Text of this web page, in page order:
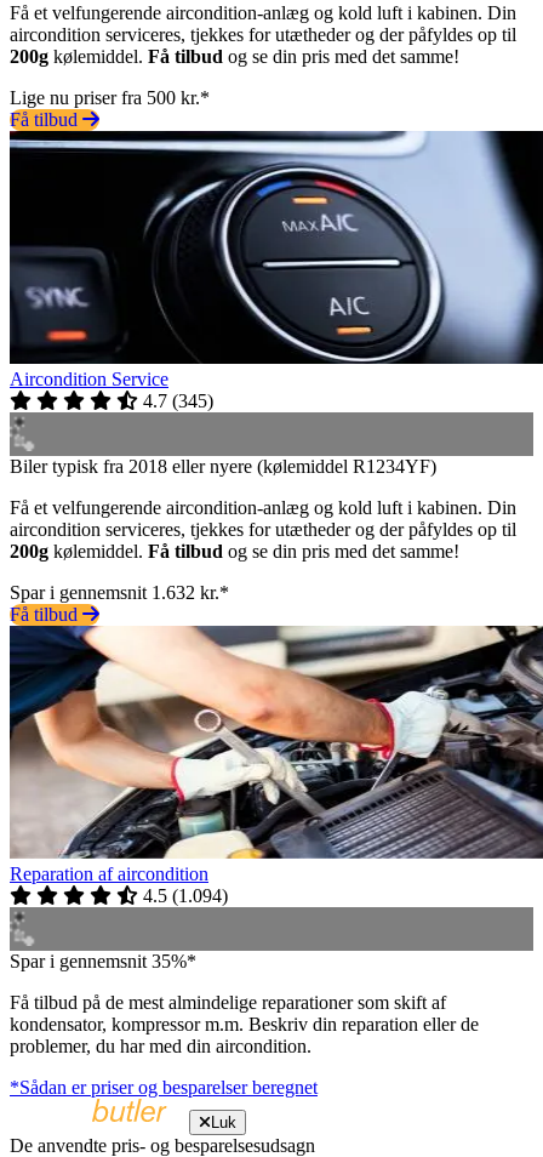
Få et velfungerende aircondition-anlæg og kold luft i kabinen. Din
aircondition serviceres, tjekkes for utætheder og der påfyldes op til
200g kølemiddel. Få tilbud og se din pris med det samme!
Lige nu priser fra 500 kr.*
Få tilbud
Aircondition Service
4.7 (345)
Biler typisk fra 2018 eller nyere (kølemiddel R1234YF)
Få et velfungerende aircondition-anlæg og kold luft i kabinen. Din
aircondition serviceres, tjekkes for utætheder og der påfyldes op til
200g kølemiddel. Få tilbud og se din pris med det samme!
Spar i gennemsnit 1.632 kr.*
Få tilbud
Reparation af aircondition
4.5 (1.094)
Spar i gennemsnit 35%*
Få tilbud på de mest almindelige reparationer som skift af
kondensator, kompressor m.m. Beskriv din reparation eller de
problemer, du har med din aircondition.
*Sådan er priser og besparelser beregnet
Luk
De anvendte pris- og besparelsesudsagn